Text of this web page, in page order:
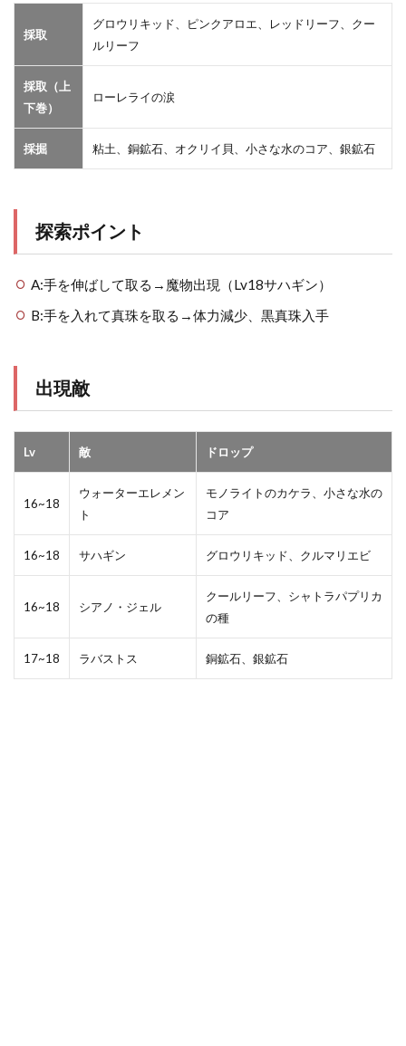
採取
グロウリキッド、ピンクアロエ、レッドリーフ、クー
ルリーフ
採取（上
下巻）
ローレライの涙
採掘 粘土、銅鉱石、オクリイ貝、小さな水のコア、銀鉱石
探索ポイント
A:手を伸ばして取る→魔物出現（Lv18サハギン）
B:手を入れて真珠を取る→体力減少、黒真珠入手
出現敵
Lv 敵 ドロップ
16~18
ウォーターエレメン
ト
モノライトのカケラ、小さな水の
コア
16~18 サハギン グロウリキッド、クルマリエビ
16~18 シアノ・ジェル
クールリーフ、シャトラパプリカ
の種
17~18 ラバストス 銅鉱石、銀鉱石